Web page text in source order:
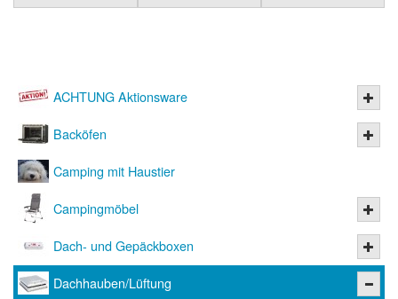
ACHTUNG Aktionsware
Backöfen
Camping mit Haustier
Campingmöbel
Dach- und Gepäckboxen
Dachhauben/Lüftung